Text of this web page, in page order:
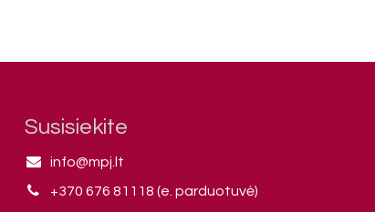
Susisiekite
info@mpj.lt
+370 676 81118 (e. parduotuvė)